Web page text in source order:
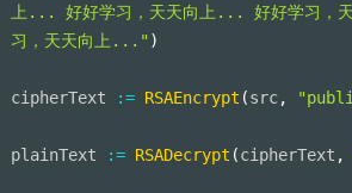
上... 好好学习，天天向上... 好好学习，
习，天天向上..." )
cipherText := RSAEncrypt (src,
plainText := RSADecrypt (cipherText ,